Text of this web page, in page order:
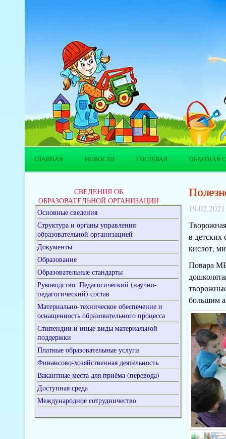
ГЛАВНАЯ НОВОСТИ ГОСТЕВАЯ ОБРАТНАЯ
СВЕДЕНИЯ ОБ
ОБРАЗОВАТЕЛЬНОЙ ОРГАНИЗАЦИИ
Основные сведения
Структура и органы управления
образовательной организацией
Документы
Образование
Образовательные стандарты
Руководство. Педагогический (научно-
педагогический) состав
Материально-техническое обеспечение и
оснащенность образовательного процесса
Стипендии и иные виды материальной
поддержки
Платные образовательные услуги
Финансово-хозяйственная деятельность
Вакантные места для приёма (перевода)
Доступная среда
Международное сотрудничество
19.02.2021
в детских
кислот,
Повара
большим